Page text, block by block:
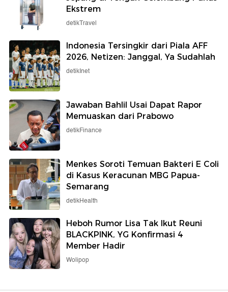
Ekstrem
detikTravel
Indonesia Tersingkir dari Piala AFF
2026, Netizen: Janggal, Ya Sudahlah
detikInet
Jawaban Bahlil Usai Dapat Rapor
Memuaskan dari Prabowo
detikFinance
Menkes Soroti Temuan Bakteri E Coli
di Kasus Keracunan MBG Papua-
Semarang
detikHealth
Heboh Rumor Lisa Tak Ikut Reuni
BLACKPINK, YG Konfirmasi 4
Member Hadir
Wolipop